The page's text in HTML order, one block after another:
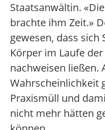
Staatsanwältin.
brachte ihm Zeit.»
gewesen, dass sich
Körper im Laufe
nachweisen ließen.
Wahrscheinlichkeit
Praxismüll und
nicht mehr hätten